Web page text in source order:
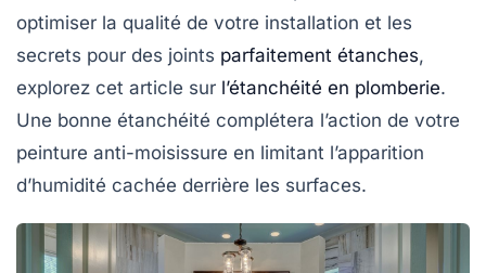
optimiser la qualité de votre installation et les
secrets pour des joints parfaitement étanches,
explorez cet article sur l’étanchéité en plomberie.
Une bonne étanchéité complétera l’action de votre
peinture anti-moisissure en limitant l’apparition
d’humidité cachée derrière les surfaces.